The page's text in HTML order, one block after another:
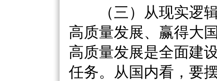
（三）从现实逻辑
高质量发展、赢得大
高质量发展是全面建
任务。从国内看，要